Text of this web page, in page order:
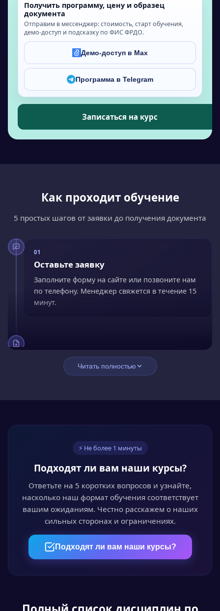
Получить программу, цену и образец
документа
Отправим в мессенджер: стоимость, старт обучения,
демо-доступ и подсказку по ФИС ФРДО.
Демо-доступ в Max
Программа в Telegram
Записаться на курс
Как проходит обучение
5 простых шагов от заявки до получения документа
01
Оставьте заявку
Заполните форму на сайте или позвоните нам
по телефону. Менеджер свяжется в течение 15
минут.
02
Заключите договор
Подпишите договор онлайн. Оплатите сразу со
переплат.
Обучайтесь онлайн
Проходите курс в личном кабинете в удобное
время. Лекции, видео и тесты доступны 24/7.
Пройдите аттестацию
Итоговый онлайн-тест или выпускная
Читать полностью
⚡ Не более 1 минуты
Подходят ли вам наши курсы?
Ответьте на 5 коротких вопросов и узнайте,
насколько наш формат обучения соответствует
вашим ожиданиям. Честно расскажем о наших
сильных сторонах и ограничениях.
Подходят ли вам наши курсы?